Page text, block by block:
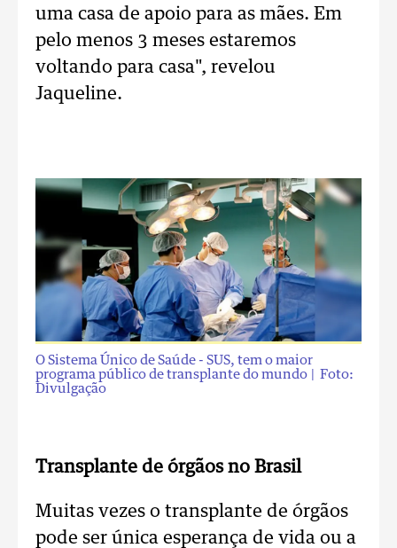
uma casa de apoio para as mães. Em
pelo menos 3 meses estaremos
voltando para casa", revelou
Jaqueline.
O Sistema Único de Saúde - SUS, tem o maior
programa público de transplante do mundo
| Foto:
Divulgação
Transplante de órgãos no Brasil
Muitas vezes o transplante de órgãos
pode ser única esperança de vida ou a